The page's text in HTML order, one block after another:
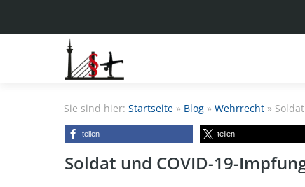
Sie sind hier: Startseite» Blog» Wehrrecht»
teilen teilen
Soldat und COVID-19-